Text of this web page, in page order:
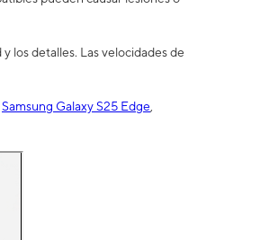
los detalles. Las velocidades de
Samsung Galaxy S25 Edge